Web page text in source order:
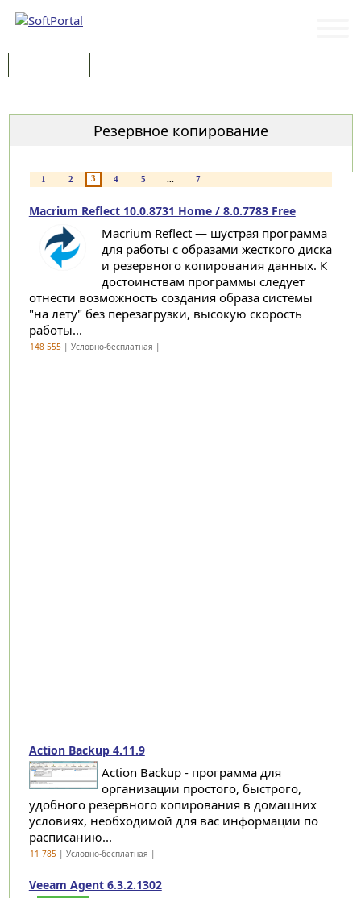
Резервное копирование
1 2 3 4 5 ... 7
Macrium Reflect 10.0.8731 Home / 8.0.7783 Free
Macrium Reflect — шустрая программа
для работы с образами жесткого диска
и резервного копирования данных. К
достоинствам программы следует
отнести возможность создания образа системы
"на лету" без перезагрузки, высокую скорость
работы...
148 555| Условно-бесплатная |
Action Backup 4.11.9
Action Backup - программа для
организации простого, быстрого,
удобного резервного копирования в домашних
условиях, необходимой для вас информации по
расписанию...
11 785| Условно-бесплатная |
Veeam Agent 6.3.2.1302